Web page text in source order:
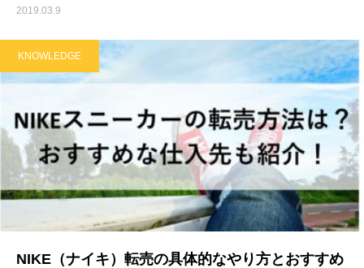
2019.03.9
KNOWLEDGE
NIKE（ナイキ）転売の具体的なやり方とおすすめ